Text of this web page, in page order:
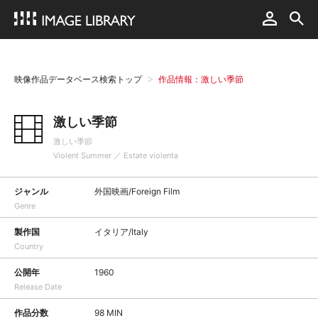
映像作品データベース検索トップ 作品情報：激しい季節
激しい季節
激しい季節
Violent Summer ／ Estate violenta
ジャンル
Genre
外国映画/Foreign Film
製作国
Country
イタリア/Italy
公開年
Release Date
1960
作品分数 98 MIN